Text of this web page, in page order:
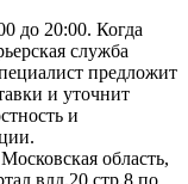
до 20:00. Когда
служба
предложит
и уточнит
и
область,
влд.20 стр.8 по